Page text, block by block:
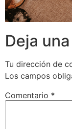
Deja
Tu dirección de
Los campos
Comentario *